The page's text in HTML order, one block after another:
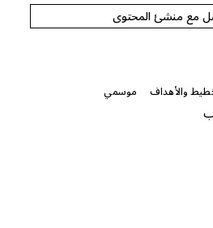
المحتوى
موسمي